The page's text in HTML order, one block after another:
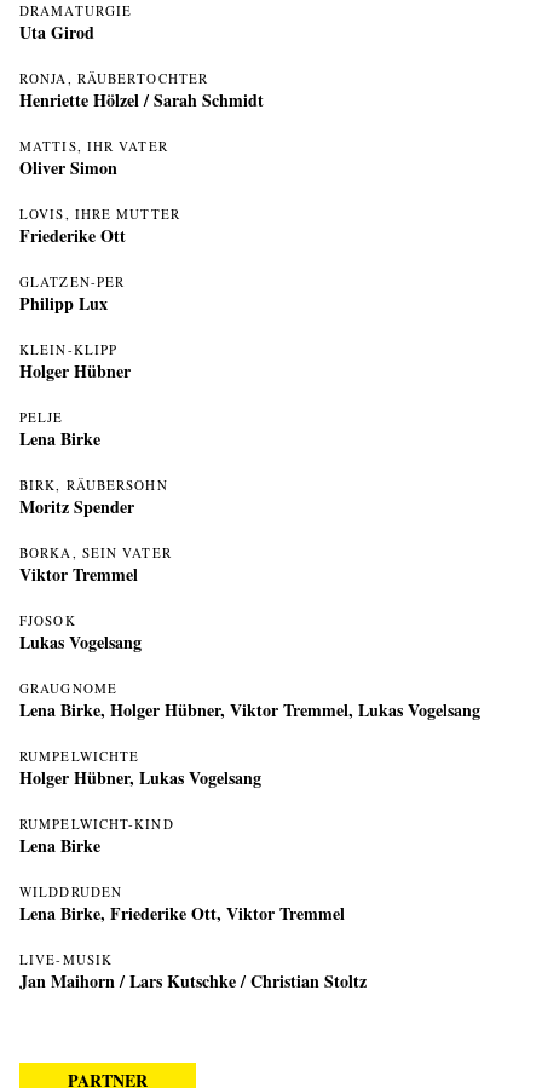
DRAMATURGIE
Uta Girod
RONJA, RÄUBERTOCHTER
Henriette Hölzel/Sarah Schmidt
MATTIS, IHR VATER
Oliver Simon
LOVIS, IHRE MUTTER
Friederike Ott
GLATZEN-PER
Philipp Lux
KLEIN-KLIPP
Holger Hübner
PELJE
Lena Birke
BIRK, RÄUBERSOHN
Moritz Spender
BORKA, SEIN VATER
Viktor Tremmel
FJOSOK
Lukas Vogelsang
GRAUGNOME
Lena Birke, Holger Hübner, Viktor Tremmel, Lukas Vogelsang
RUMPELWICHTE
Holger Hübner, Lukas Vogelsang
RUMPELWICHT-KIND
Lena Birke
WILDDRUDEN
Lena Birke, Friederike Ott, Viktor Tremmel
LIVE-MUSIK
Jan Maihorn/Lars Kutschke/Christian Stoltz
PARTNER